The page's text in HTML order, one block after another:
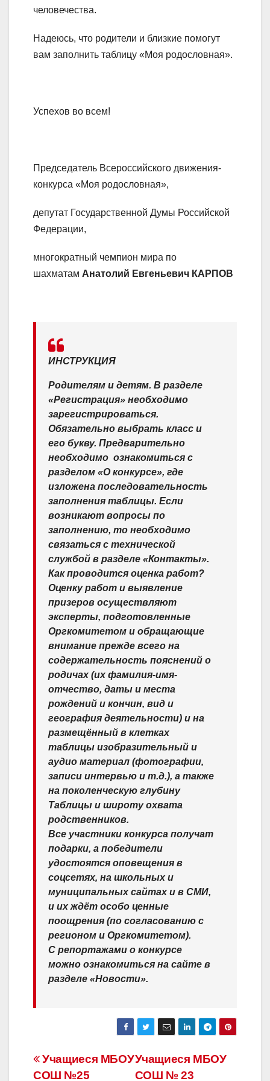
человечества.
Надеюсь, что родители и близкие помогут
вам заполнить таблицу «Моя родословная».
Успехов во всем!
Председатель Всероссийского движения-
конкурса «Моя родословная»,
депутат Государственной Думы Российской
Федерации,
многократный чемпион мира по
шахматам Анатолий Евгеньевич КАРПОВ
ИНСТРУКЦИЯ
Родителям и детям. В разделе
«Регистрация» необходимо
зарегистрироваться.
Обязательно выбрать класс и
его букву. Предварительно
необходимо ​ ознакомиться с
разделом «О конкурсе», где
изложена последовательность
заполнения таблицы. Если
возникают вопросы по
заполнению, то необходимо
связаться с технической
службой в разделе «Контакты».
Как проводится оценка работ?
Оценку работ и выявление
призеров осуществляют
эксперты, подготовленные
Оргкомитетом и обращающие
внимание прежде всего на
содержательность пояснений о
родичах (их фамилия-имя-
отчество, даты и места
рождений и кончин, вид и
география деятельности) и на
размещённый в клетках
таблицы изобразительный и
аудио материал (фотографии,
записи интервью и т.д.), а также
на поколенческую глубину
Таблицы и широту охвата
родственников.
Все участники конкурса получат
подарки, а победители
удостоятся оповещения в
соцсетях, на школьных и
муниципальных сайтах и в СМИ,
и их ждёт особо ценные
поощрения (по согласованию с
регионом и Оргкомитетом).
С репортажами о конкурсе
можно ознакомиться на сайте в
разделе «Новости».
НавигацияУчащиеся МБОУ
СОШ № 23
Учащиеся МБОУ
СОШ №25